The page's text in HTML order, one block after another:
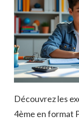
Découvrez les
4ème en format